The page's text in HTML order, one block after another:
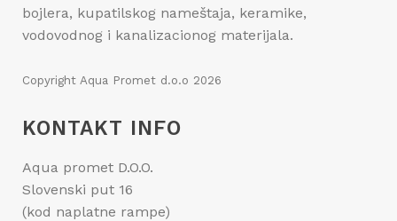
bojlera, kupatilskog nameštaja, keramike,
vodovodnog i kanalizacionog materijala.
Copyright Aqua Promet d.o.o 2026
KONTAKT INFO
Aqua promet D.O.O.
Slovenski put 16
(kod naplatne rampe)